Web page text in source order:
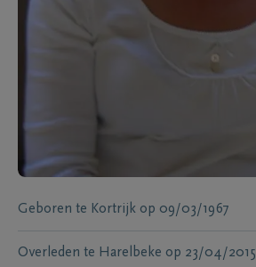
Geboren te Kortrijk op 09/03/1967
Overleden te Harelbeke op 23/04/2015